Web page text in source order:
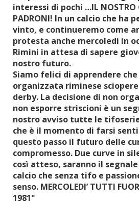
interessi di pochi …IL NOSTRO
PADRONI! In un calcio che ha
vinto, e continueremo come
protesta anche mercoledì in
Rimini in attesa di sapere
nostro futuro.
Siamo felici di apprendere
organizzata riminese
derby. La decisione di non
non esporre striscioni è un
nostro avviso tutte le
che è il momento di farsi
questo passo il futuro delle
compromesso. Due curve in
così atteso, saranno il
calcio che senza tifo e
senso. MERCOLEDI’ TUTTI
1981"